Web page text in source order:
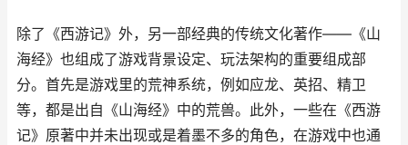
除了《西游记》外，另一部经典的传统文化著作——《山
海经》也组成了游戏背景设定、玩法架构的重要组成部
分。首先是游戏里的荒神系统，例如应龙、英招、精卫
等，都是出自《山海经》中的荒兽。此外，一些在《西游
记》原著中并未出现或是着墨不多的角色，在游戏中也通